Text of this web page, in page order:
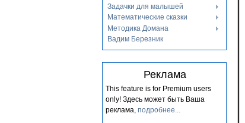
Задачки для малышей
Математические сказки
Методика Домана
Вадим Березник
Реклама
This feature is for Premium users
only! Здесь может быть Ваша
реклама, подробнее...